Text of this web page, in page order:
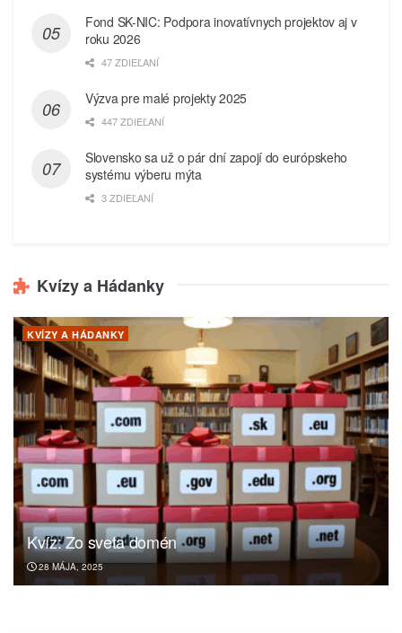
Fond SK-NIC: Podpora inovatívnych projektov aj v
roku 2026
47 ZDIEĽANÍ
Výzva pre malé projekty 2025
447 ZDIEĽANÍ
Slovensko sa už o pár dní zapojí do európskeho
systému výberu mýta
3 ZDIEĽANÍ
Kvízy a Hádanky
KVÍZY A HÁDANKY
Kvíz: Zo sveta domén
28 MÁJA, 2025